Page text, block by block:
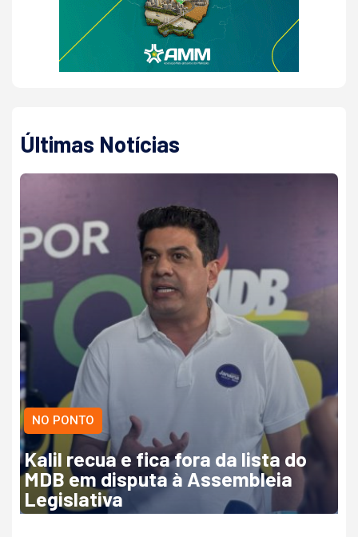
Últimas Notícias
NO PONTO
Kalil recua e fica fora da lista do
MDB em disputa à Assembleia
Legislativa